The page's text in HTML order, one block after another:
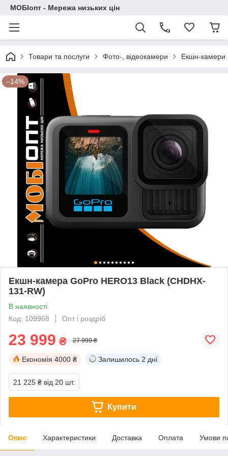
МОБІопт - Мережа низьких цін
Товари та послуги Фото-, відеокамери Екшн-камери
–14%
Екшн-камера GoPro HERO13 Black (CHDHX-
131-RW)
В наявності
Код: 109968
Опт і роздріб
23 999 ₴ 27 999 ₴
Економія 4000 ₴ Залишилось 2 дні
21 225 ₴ від 20 шт.
Купити
Опис Характеристики Доставка Оплата Умови